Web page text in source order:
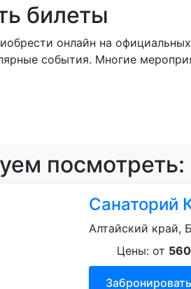
билеты
онлайн на
события. Многие
посмотреть:
Санаторий
Алтайский край,
Цены: от
Забронировать